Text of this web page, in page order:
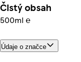
Čistý obsah
500ml ℮
Údaje o značce